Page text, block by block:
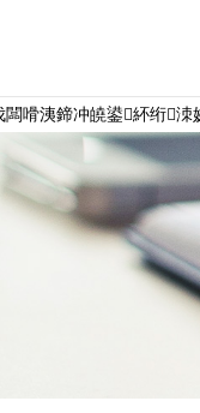
嗗洟鍗冲皢鍙紑绗